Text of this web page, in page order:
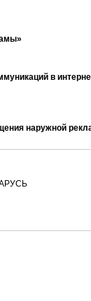
»
в
наружной